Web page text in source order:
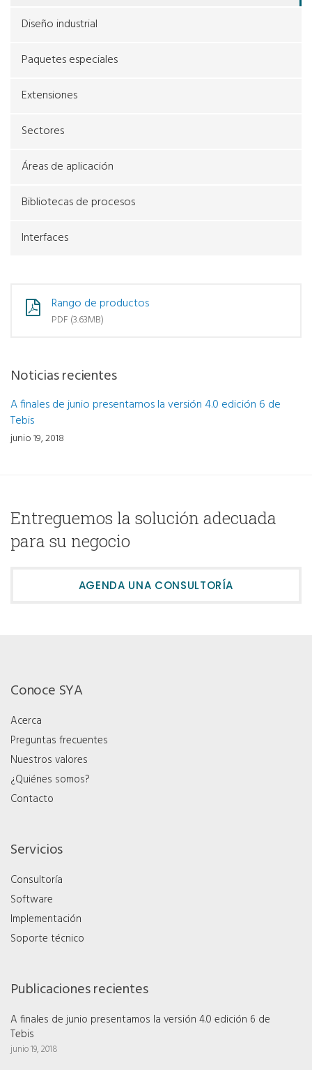
Diseño industrial
Paquetes especiales
Extensiones
Sectores
Áreas de aplicación
Bibliotecas de procesos
Interfaces
Rango de productos
PDF (3.63MB)
Noticias recientes
A finales de junio presentamos la versión 4.0 edición 6 de
Tebis
junio 19, 2018
Entreguemos la solución adecuada
para su negocio
AGENDA UNA CONSULTORÍA
Conoce SYA
Acerca
Preguntas frecuentes
Nuestros valores
¿Quiénes somos?
Contacto
Servicios
Consultoría
Software
Implementación
Soporte técnico
Publicaciones recientes
A finales de junio presentamos la versión 4.0 edición 6 de
Tebis
junio 19, 2018